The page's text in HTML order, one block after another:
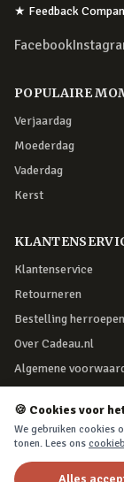
★ Feedback
Facebook
POPULAIRE
Verjaardag
Moederdag
Vaderdag
Kerst
Klantenservice
Retourneren
Bestelling herroepen
Over Cadeau.nl
Algemene
VEILIG
🍪 Cookies voor
We gebruiken cookies
tonen. Lees ons
Alles